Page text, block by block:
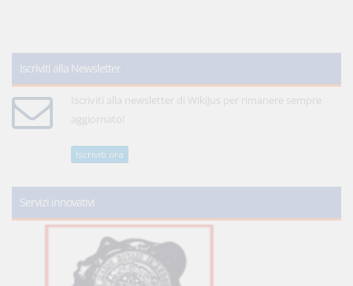
Iscriviti alla Newsletter
Iscriviti alla newsletter di WikiJus per rimanere sempre
aggiornato!
Iscriviti ora
Servizi innovativi